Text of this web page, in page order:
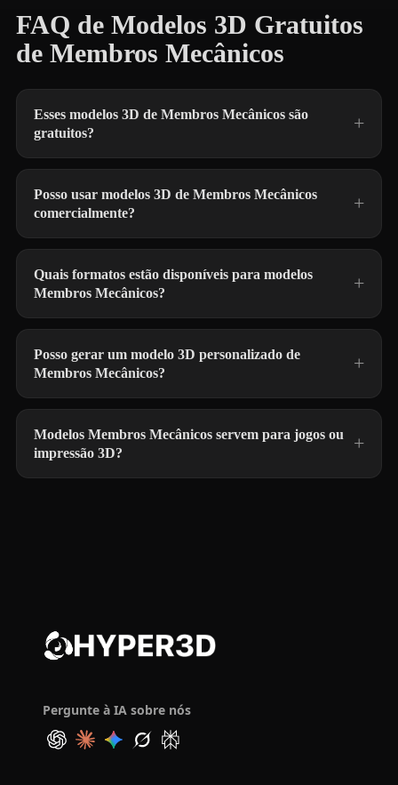
FAQ de Modelos 3D Gratuitos
de Membros Mecânicos
Esses modelos 3D de Membros Mecânicos são
gratuitos?
Posso usar modelos 3D de Membros Mecânicos
comercialmente?
Quais formatos estão disponíveis para modelos
Membros Mecânicos?
Posso gerar um modelo 3D personalizado de
Membros Mecânicos?
Modelos Membros Mecânicos servem para jogos ou
impressão 3D?
Pergunte à IA sobre nós